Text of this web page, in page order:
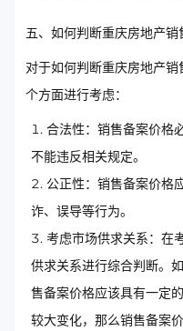
五、如何判断重庆房地产
对于如何判断重庆房地产
个方面进行考虑：
合法性：销售备案价格
不能违反相关规定。
公正性：销售备案价格
诈、误导等行为。
考虑市场供求关系：在
供求关系进行综合判断。
售备案价格应该具有一定
较大变化，那么销售备案